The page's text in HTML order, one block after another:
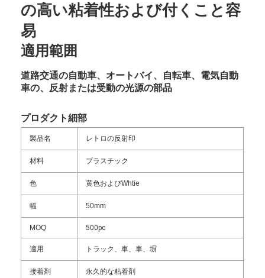
の高い粘着性および付くこと容
易
適用範囲
道路交通の自動車、オートバイ、自転車、電気自動
車の、反射または受動の光源の部品
プロダクト細部
製品名 レトロの反射印
材料 プラスチック
色 黄色およびWhtie
幅 50mm
MOQ 500pc
適用 トラック、車、車、塀
接着剤 永久的な粘着剤